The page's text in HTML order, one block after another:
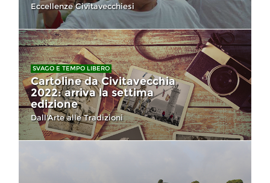
Eccellenze Civitavecchiesi
SVAGO E TEMPO LIBERO
Cartoline da Civitavecchia
2022: arriva la settima
edizione
Dall'Arte alle Tradizioni